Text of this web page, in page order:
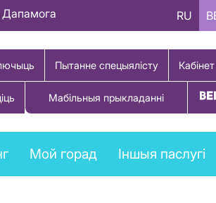
Дапамога RU
Пытанне спецыялісту
Мабільныя прыкладанні
Мой горад Іншыя паслугі